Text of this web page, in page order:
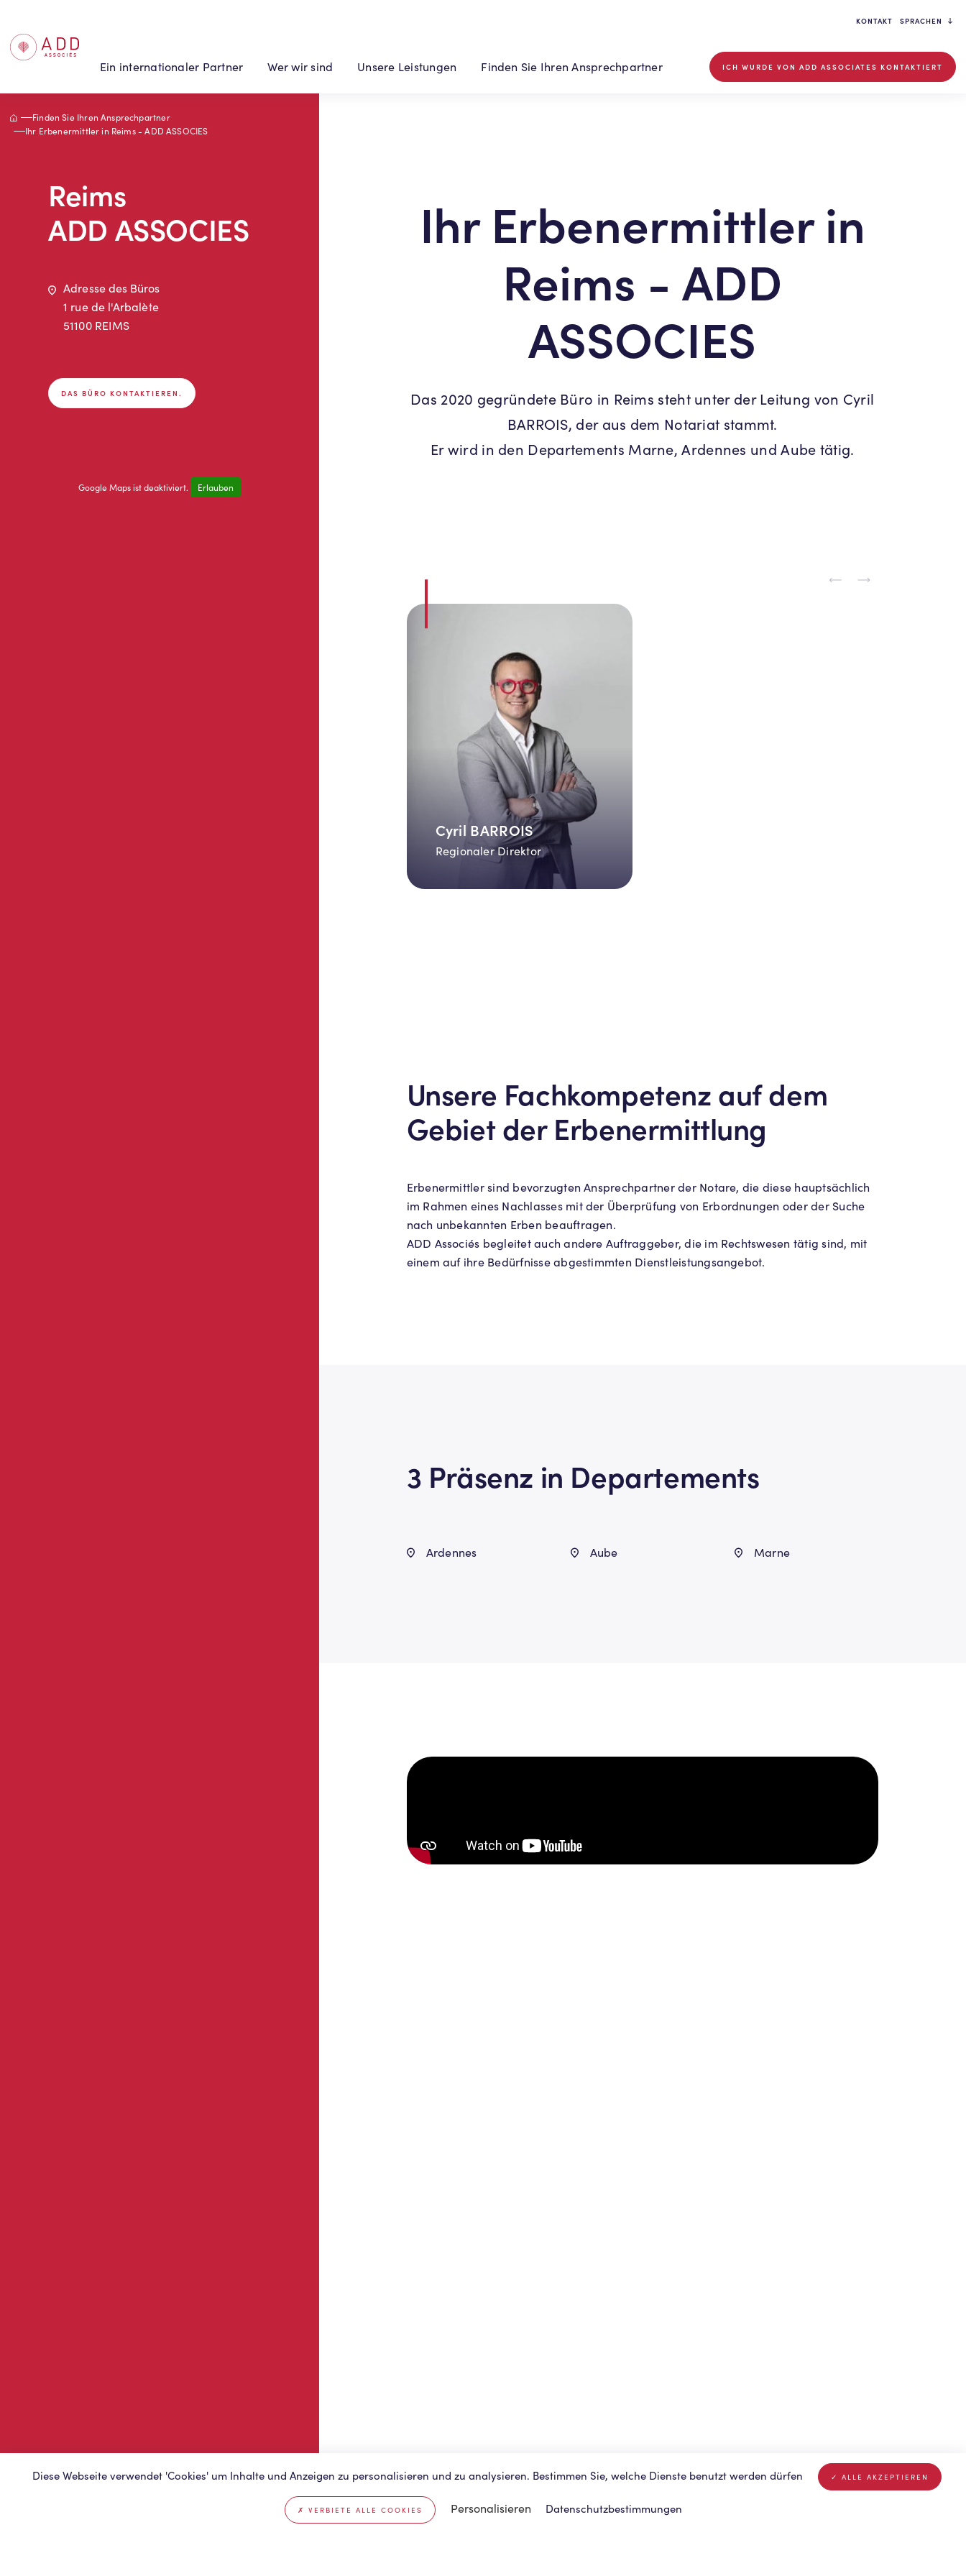
Ein internationaler Partner Wer wir sind Unsere Leistungen Finden Sie Ihren Ansprechpartner
KONTAKT SPRACHEN
ICH WURDE VON ADD ASSOCIATES KONTAKTIERT
AccueilFinden Sie Ihren Ansprechpartner
Ihr Erbenermittler in Reims - ADD ASSOCIES
Ihr Erbenermittler in
Reims - ADD
ASSOCIES
Das 2020 gegründete Büro in Reims steht unter der Leitung von Cyril
BARROIS, der aus dem Notariat stammt.
Er wird in den Departements Marne, Ardennes und Aube tätig.
Reims
ADD ASSOCIES
Adresse
Adresse des Büros
1 rue de l'Arbalète
51100 REIMS
DAS BÜRO KONTAKTIEREN.
Google Maps ist deaktiviert. Erlauben
Cyril BARROIS
Regionaler Direktor
3 Präsenz in Departements
Ardennes Aube Marne
Unsere Fachkompetenz auf dem
Gebiet der Erbenermittlung
Erbenermittler sind bevorzugten Ansprechpartner der Notare, die diese hauptsächlich
im Rahmen eines Nachlasses mit der Überprüfung von Erbordnungen oder der Suche
nach unbekannten Erben beauftragen.
ADD Associés begleitet auch andere Auftraggeber, die im Rechtswesen tätig sind, mit
einem auf ihre Bedürfnisse abgestimmten Dienstleistungsangebot.
Diese Webseite verwendet 'Cookies' um Inhalte und Anzeigen zu personalisieren und zu analysieren. Bestimmen Sie, welche Dienste benutzt werden dürfen ALLE AKZEPTIEREN
VERBIETE ALLE COOKIES Personalisieren Datenschutzbestimmungen